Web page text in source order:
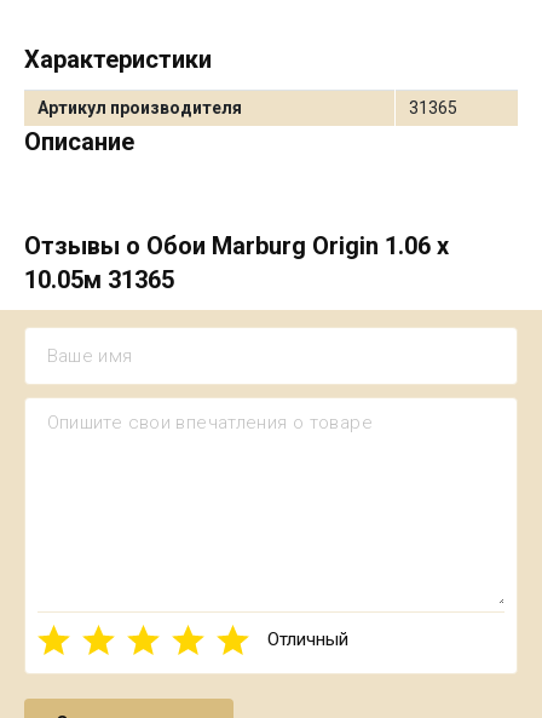
Характеристики
Артикул производителя 31365
Описание
Отзывы о Обои Marburg Origin 1.06 х
10.05м 31365
Отличный